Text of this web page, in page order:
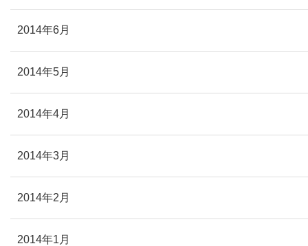
2014年6月
2014年5月
2014年4月
2014年3月
2014年2月
2014年1月